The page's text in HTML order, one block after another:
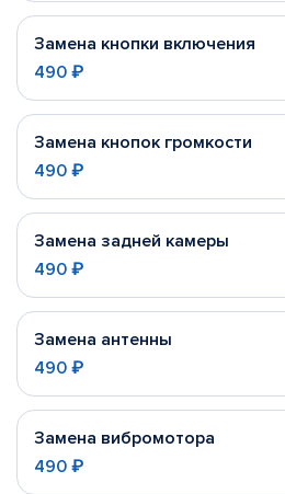
Замена кнопки включения
490 ₽
Замена кнопок громкости
490 ₽
Замена задней камеры
490 ₽
Замена антенны
490 ₽
Замена вибромотора
490 ₽